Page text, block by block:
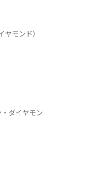
モンド）
ダイヤモン